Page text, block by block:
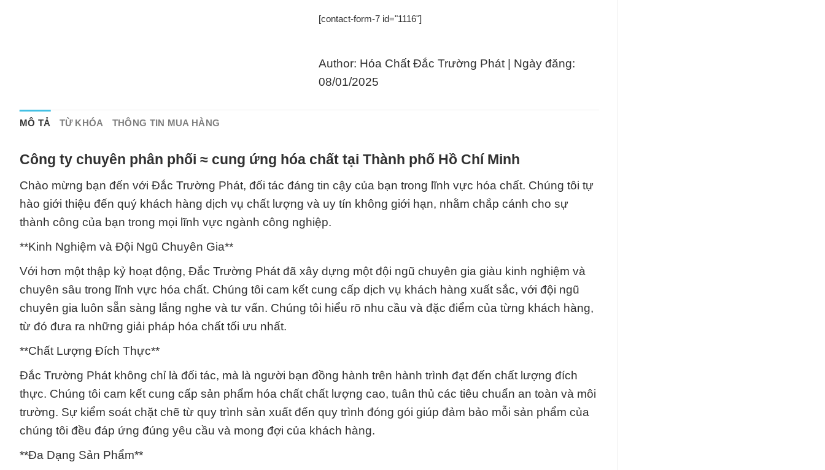
[contact-form-7 id="1116"]
Author: Hóa Chất Đắc Trường Phát | Ngày đăng:
08/01/2025
MÔ TẢ TỪ KHÓA THÔNG TIN MUA HÀNG
Công ty chuyên phân phối ≈ cung ứng hóa chất tại Thành phố Hồ Chí Minh
Chào mừng bạn đến với Đắc Trường Phát, đối tác đáng tin cậy của bạn trong lĩnh vực hóa chất. Chúng tôi tự
hào giới thiệu đến quý khách hàng dịch vụ chất lượng và uy tín không giới hạn, nhằm chắp cánh cho sự
thành công của bạn trong mọi lĩnh vực ngành công nghiệp.
**Kinh Nghiệm và Đội Ngũ Chuyên Gia**
Với hơn một thập kỷ hoạt động, Đắc Trường Phát đã xây dựng một đội ngũ chuyên gia giàu kinh nghiệm và
chuyên sâu trong lĩnh vực hóa chất. Chúng tôi cam kết cung cấp dịch vụ khách hàng xuất sắc, với đội ngũ
chuyên gia luôn sẵn sàng lắng nghe và tư vấn. Chúng tôi hiểu rõ nhu cầu và đặc điểm của từng khách hàng,
từ đó đưa ra những giải pháp hóa chất tối ưu nhất.
**Chất Lượng Đích Thực**
Đắc Trường Phát không chỉ là đối tác, mà là người bạn đồng hành trên hành trình đạt đến chất lượng đích
thực. Chúng tôi cam kết cung cấp sản phẩm hóa chất chất lượng cao, tuân thủ các tiêu chuẩn an toàn và môi
trường. Sự kiểm soát chặt chẽ từ quy trình sản xuất đến quy trình đóng gói giúp đảm bảo mỗi sản phẩm của
chúng tôi đều đáp ứng đúng yêu cầu và mong đợi của khách hàng.
**Đa Dạng Sản Phẩm**